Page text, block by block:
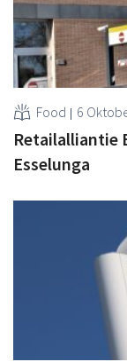
Food 6
Retailalliantie
Esselunga